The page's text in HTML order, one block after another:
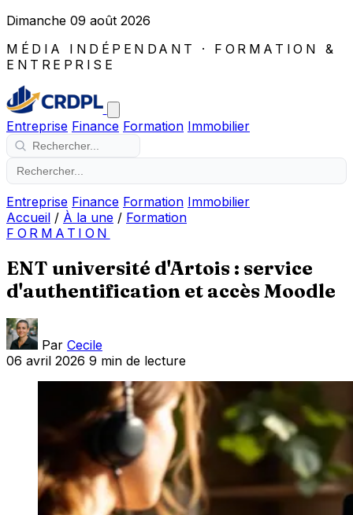
Dimanche 09 août 2026
MÉDIA INDÉPENDANT · FORMATION &
ENTREPRISE
Entreprise Finance Formation Immobilier
Entreprise Finance Formation Immobilier
Accueil / À la une / Formation
FORMATION
ENT université d'Artois : service
d'authentification et accès Moodle
Par Cecile
06 avril 2026 9 min de lecture